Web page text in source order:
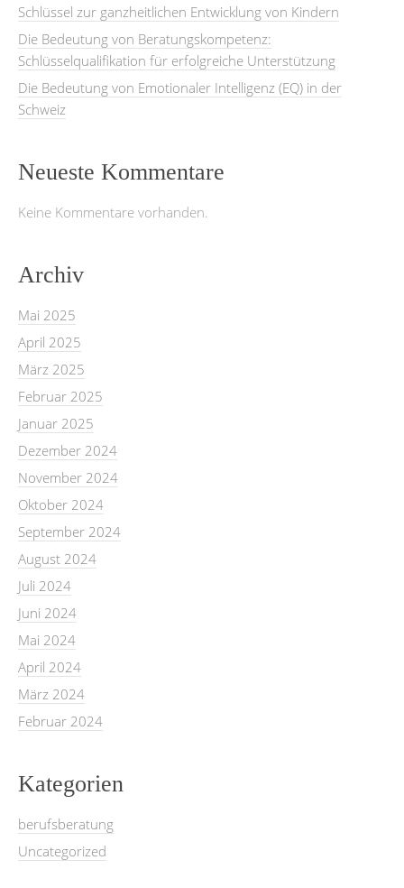
Schlüssel zur ganzheitlichen Entwicklung von Kindern
Die Bedeutung von Beratungskompetenz:
Schlüsselqualifikation für erfolgreiche Unterstützung
Die Bedeutung von Emotionaler Intelligenz (EQ) in der
Schweiz
Neueste Kommentare
Keine Kommentare vorhanden.
Archiv
Mai 2025
April 2025
März 2025
Februar 2025
Januar 2025
Dezember 2024
November 2024
Oktober 2024
September 2024
August 2024
Juli 2024
Juni 2024
Mai 2024
April 2024
März 2024
Februar 2024
Kategorien
berufsberatung
Uncategorized